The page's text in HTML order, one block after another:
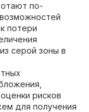
по-
потери
серой зоны в
рисков
для получения